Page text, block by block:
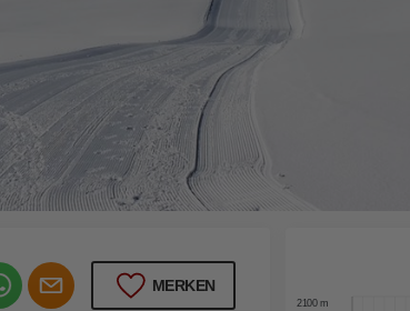
MERKEN
2100 m